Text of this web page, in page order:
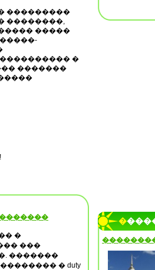
���������
��������,
�����
�
�������
�
���
�������
� duty